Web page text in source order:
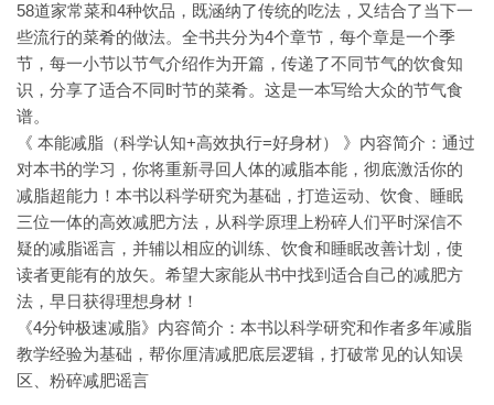
58道家常菜和4种饮品，既涵纳了传统的吃法，又结合了当下一
些流行的菜肴的做法。全书共分为4个章节，每个章是一个季
节，每一小节以节气介绍作为开篇，传递了不同节气的饮食知
识，分享了适合不同时节的菜肴。这是一本写给大众的节气食
谱。
《 本能减脂（科学认知+高效执行=好身材） 》内容简介：通过
对本书的学习，你将重新寻回人体的减脂本能，彻底激活你的
减脂超能力！本书以科学研究为基础，打造运动、饮食、睡眠
三位一体的高效减肥方法，从科学原理上粉碎人们平时深信不
疑的减脂谣言，并辅以相应的训练、饮食和睡眠改善计划，使
读者更能有的放矢。希望大家能从书中找到适合自己的减肥方
法，早日获得理想身材！
《4分钟极速减脂》内容简介：本书以科学研究和作者多年减脂
教学经验为基础，帮你厘清减肥底层逻辑，打破常见的认知误
区、粉碎减肥谣言